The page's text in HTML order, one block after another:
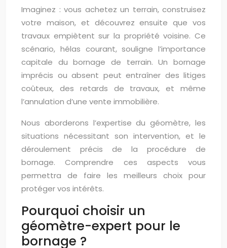
Imaginez : vous achetez un terrain, construisez
votre maison, et découvrez ensuite que vos
travaux empiètent sur la propriété voisine. Ce
scénario, hélas courant, souligne l’importance
capitale du bornage de terrain. Un bornage
imprécis ou absent peut entraîner des litiges
coûteux, des retards de travaux, et même
l’annulation d’une vente immobilière.
Nous aborderons l’expertise du géomètre, les
situations nécessitant son intervention, et le
déroulement précis de la procédure de
bornage. Comprendre ces aspects vous
permettra de faire les meilleurs choix pour
protéger vos intérêts.
Pourquoi choisir un
géomètre-expert pour le
bornage ?